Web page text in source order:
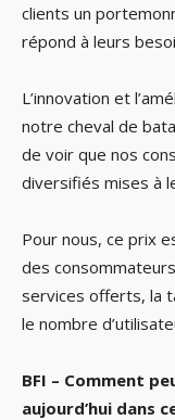
clients un
répond à leurs
L’innovation et
notre cheval de
de voir que nos
diversifiés mises à
Pour nous, ce prix
des
services offerts, la
le nombre
BFI – Comment
aujourd’hui dans